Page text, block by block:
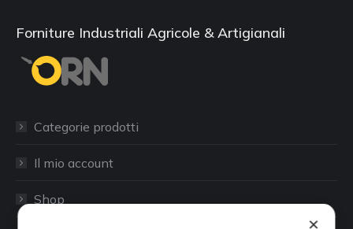
Forniture Industriali Agricole & Artigianali
Categorie prodotti
Il mio account
Shop
✕